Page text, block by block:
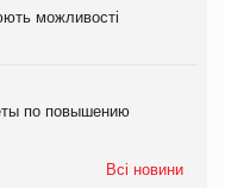
можливості
по повышению
Всі новини